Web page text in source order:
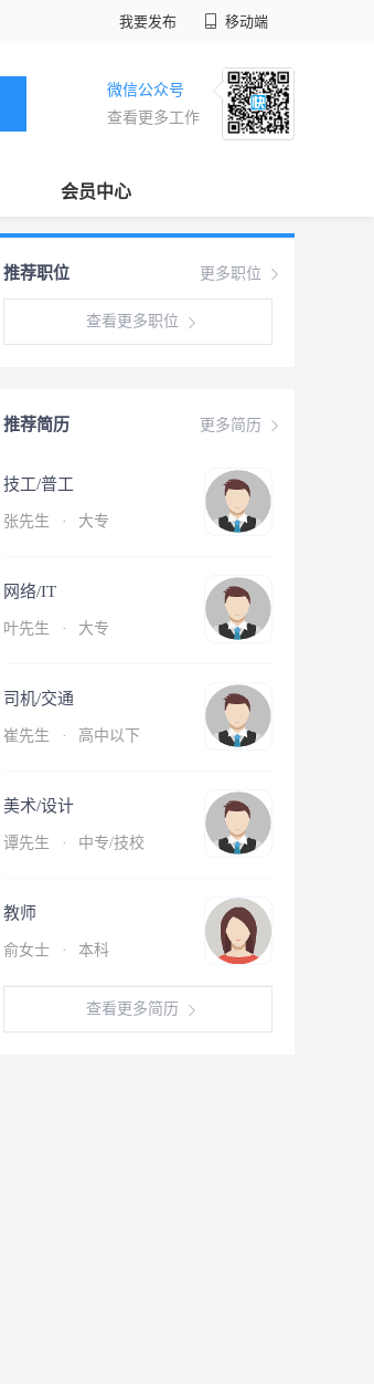
我要发布 移动端
微信公众号
查看更多工作
会员中心
更多职位
推荐职位
查看更多职位
更多简历
推荐简历
技工/普工
张先生 · 大专
网络/IT
叶先生 · 大专
司机/交通
崔先生 · 高中以下
美术/设计
谭先生 · 中专/技校
教师
俞女士 · 本科
查看更多简历